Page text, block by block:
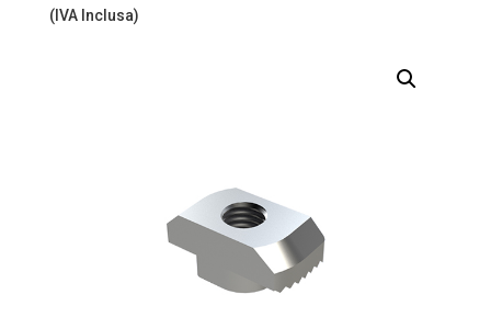
(IVA Inclusa)